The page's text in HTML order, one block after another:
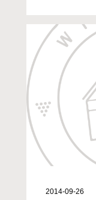
2014-09-26